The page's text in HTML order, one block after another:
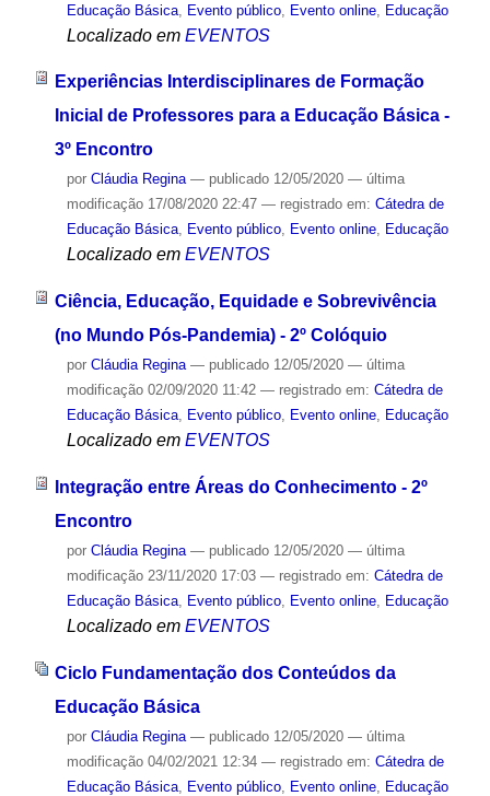
Educação Básica, Evento público, Evento online, Educação
Localizado em EVENTOS
Experiências Interdisciplinares de Formação
Inicial de Professores para a Educação Básica -
3º Encontro
por Cláudia Regina — publicado12/05/2020 — última
modificação17/08/2020 22:47 — registrado em: Cátedra de
Educação Básica, Evento público, Evento online, Educação
Localizado em EVENTOS
Ciência, Educação, Equidade e Sobrevivência
(no Mundo Pós-Pandemia) - 2º Colóquio
por Cláudia Regina — publicado12/05/2020 — última
modificação02/09/2020 11:42 — registrado em: Cátedra de
Educação Básica, Evento público, Evento online, Educação
Localizado em EVENTOS
Integração entre Áreas do Conhecimento - 2º
Encontro
por Cláudia Regina — publicado12/05/2020 — última
modificação23/11/2020 17:03 — registrado em: Cátedra de
Educação Básica, Evento público, Evento online, Educação
Localizado em EVENTOS
Ciclo Fundamentação dos Conteúdos da
Educação Básica
por Cláudia Regina — publicado12/05/2020 — última
modificação04/02/2021 12:34 — registrado em: Cátedra de
Educação Básica, Evento público, Evento online, Educação